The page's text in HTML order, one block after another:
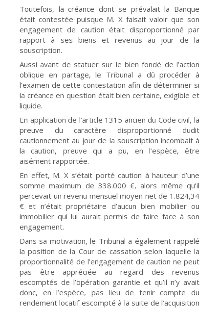
Toutefois, la créance dont se prévalait la Banque
était contestée puisque M. X faisait valoir que son
engagement de caution était disproportionné par
rapport à ses biens et revenus au jour de la
souscription.
Aussi avant de statuer sur le bien fondé de l’action
oblique en partage, le Tribunal a dû procéder à
l’examen de cette contestation afin de déterminer si
la créance en question était bien certaine, exigible et
liquide.
En application de l’article 1315 ancien du Code civil, la
preuve du caractère disproportionné dudit
cautionnement au jour de la souscription incombait à
la caution, preuve qui a pu, en l’espèce, être
aisément rapportée.
En effet, M. X s’était porté caution à hauteur d’une
somme maximum de 338.000 €, alors même qu’il
percevait un revenu mensuel moyen net de 1.824,34
€ et n’était propriétaire d’aucun bien mobilier ou
immobilier qui lui aurait permis de faire face à son
engagement.
Dans sa motivation, le Tribunal a également rappelé
la position de la Cour de cassation selon laquelle la
proportionnalité de l’engagement de caution ne peut
pas être appréciée au regard des revenus
escomptés de l’opération garantie et qu’il n’y avait
donc, en l’espèce, pas lieu de tenir compte du
rendement locatif escompté à la suite de l’acquisition